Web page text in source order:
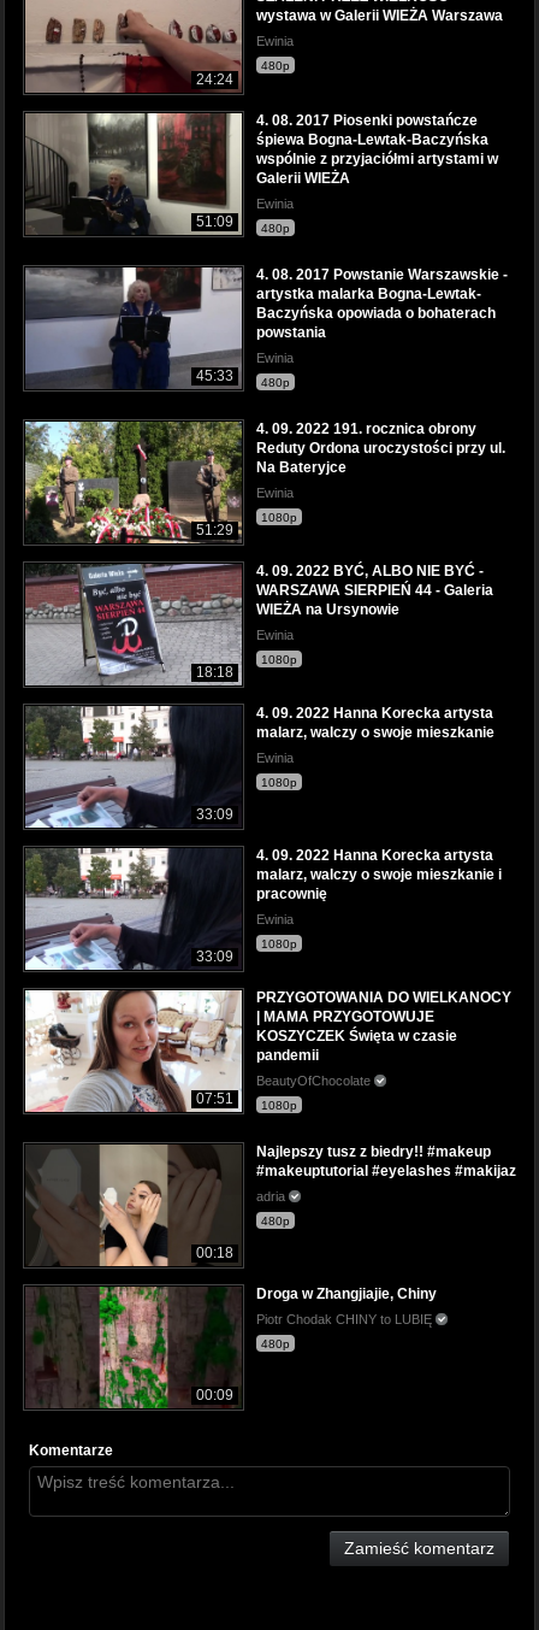
24:24
wystawa w Galerii WIEŻA Warszawa
Ewinia
480p
51:09
4. 08. 2017 Piosenki powstańcze
śpiewa Bogna-Lewtak-Baczyńska
wspólnie z przyjaciółmi artystami w
Galerii WIEŻA
Ewinia
480p
45:33
4. 08. 2017 Powstanie Warszawskie -
artystka malarka Bogna-Lewtak-
Baczyńska opowiada o bohaterach
powstania
Ewinia
480p
51:29
4. 09. 2022 191. rocznica obrony
Reduty Ordona uroczystości przy ul.
Na Bateryjce
Ewinia
1080p
18:18
4. 09. 2022 BYĆ, ALBO NIE BYĆ -
WARSZAWA SIERPIEŃ 44 - Galeria
WIEŻA na Ursynowie
Ewinia
1080p
33:09
4. 09. 2022 Hanna Korecka artysta
malarz, walczy o swoje mieszkanie
Ewinia
1080p
33:09
4. 09. 2022 Hanna Korecka artysta
malarz, walczy o swoje mieszkanie i
pracownię
Ewinia
1080p
07:51
PRZYGOTOWANIA DO WIELKANOCY
| MAMA PRZYGOTOWUJE
KOSZYCZEK Święta w czasie
pandemii
BeautyOfChocolate
1080p
00:18
Najlepszy tusz z biedry!! #makeup
#makeuptutorial #eyelashes #makijaz
adria
480p
00:09
Droga w Zhangjiajie, Chiny
Piotr Chodak CHINY to LUBIĘ
480p
Komentarze
Zamieść komentarz